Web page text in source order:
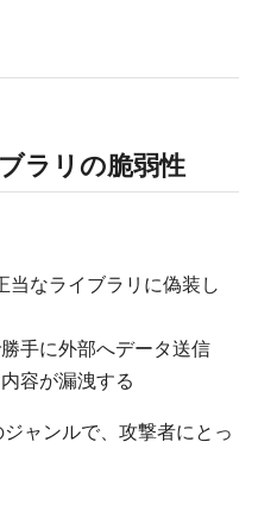
ラリの脆弱性
当なライブラリに偽装し
手に外部へデータ送信
容が漏洩する
ャンルで、攻撃者にとっ